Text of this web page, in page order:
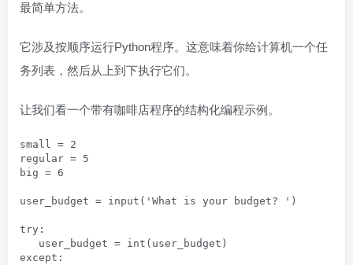
最简单方法。
它涉及按顺序运行Python程序。这意味着你给计算机一个任
务列表，然后从上到下执行它们。
让我们看一个带有咖啡店程序的结构化编程示例。
small = 2
regular = 5
big = 6
user_budget = input('What is your budget? ')
try:
   user_budget = int(user_budget)
except: